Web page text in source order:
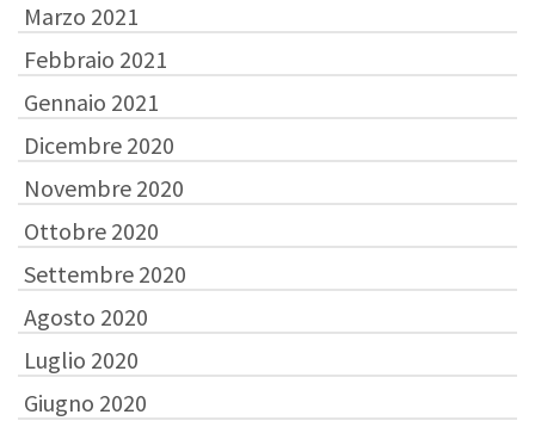
Marzo 2021
Febbraio 2021
Gennaio 2021
Dicembre 2020
Novembre 2020
Ottobre 2020
Settembre 2020
Agosto 2020
Luglio 2020
Giugno 2020